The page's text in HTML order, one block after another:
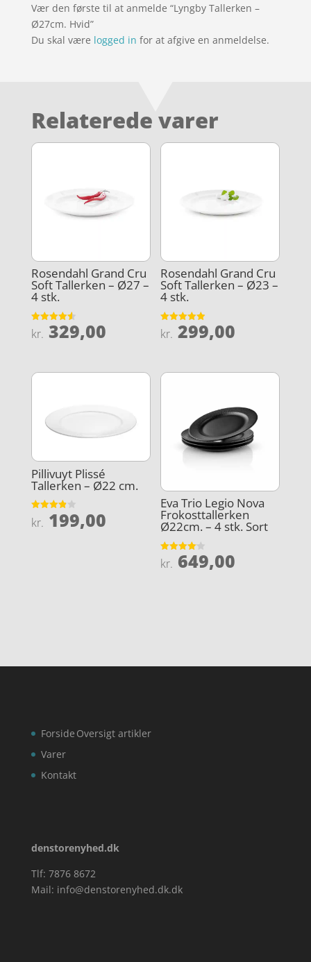
Vær den første til at anmelde “Lyngby Tallerken –
Ø27cm. Hvid”
Du skal være logged in for at afgive en anmeldelse.
Relaterede varer
Rosendahl Grand Cru
Soft Tallerken – Ø27 –
4 stk.
Vurderet
4.6
kr. 329,00
Rosendahl Grand Cru
Soft Tallerken – Ø23 –
4 stk.
Vurderet
4.9
kr. 299,00
Pillivuyt Plissé
Tallerken – Ø22 cm.
Vurderet
3.9
kr. 199,00
Eva Trio Legio Nova
Frokosttallerken
Ø22cm. – 4 stk. Sort
Vurderet
4.1
kr. 649,00
Forside
Varer
Kontakt
Oversigt artikler
denstorenyhed.dk
Tlf: 7876 8672
Mail: info@denstorenyhed.dk.dk